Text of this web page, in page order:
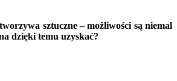
sztuczne – możliwości są niemal
dzięki temu uzyskać?